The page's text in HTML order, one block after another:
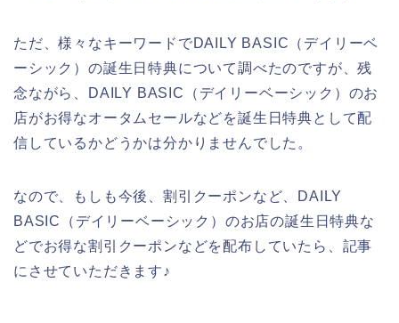
ただ、様々なキーワードでDAILY BASIC（デイリーベ
ーシック）の誕生日特典について調べたのですが、残
念ながら、DAILY BASIC（デイリーベーシック）のお
店がお得なオータムセールなどを誕生日特典として配
信しているかどうかは分かりませんでした。
なので、もしも今後、割引クーポンなど、DAILY
BASIC（デイリーベーシック）のお店の誕生日特典な
どでお得な割引クーポンなどを配布していたら、記事
にさせていただきます♪